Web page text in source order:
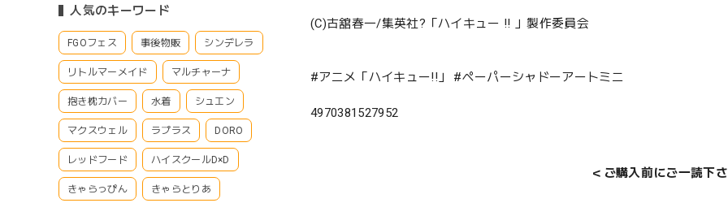
人気のキーワード
FGOフェス 事後物販 シンデレラ
リトルマーメイド マルチャーナ
抱き枕カバー 水着 シュエン
マクスウェル ラプラス DORO
レッドフード ハイスクールD×D
きゃらっぴん きゃらとりあ
(C)古舘春一/集英社?「ハイキュー !! 」製作委員会
#アニメ「ハイキュー!!」 #ペーパーシャドーアートミニ
4970381527952
＜ご購入前にご一読下